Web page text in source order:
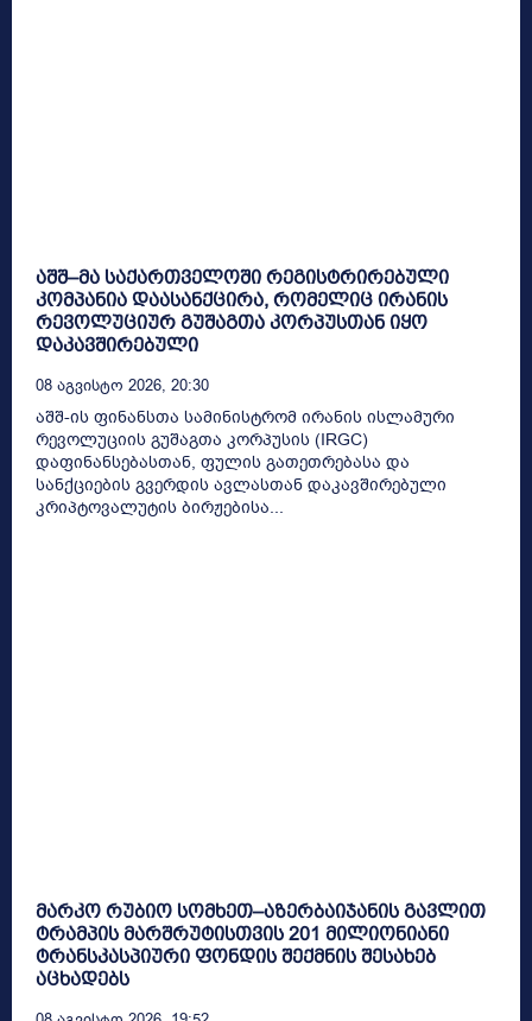
აშშ–მა საქართველოში რეგისტრირებული
კომპანია დაასანქცირა, რომელიც ირანის
რევოლუციურ გუშაგთა კორპუსთან იყო
დაკავშირებული
08 Აგვისტო 2026, 20:30
აშშ-ის ფინანსთა სამინისტრომ ირანის ისლამური
რევოლუციის გუშაგთა კორპუსის (IRGC)
დაფინანსებასთან, ფულის გათეთრებასა და
სანქციების გვერდის ავლასთან დაკავშირებული
კრიპტოვალუტის ბირჟებისა...
მარკო რუბიო სომხეთ–აზერბაიჯანის გავლით
ტრამპის მარშრუტისთვის 201 მილიონიანი
ტრანსკასპიური ფონდის შექმნის შესახებ
აცხადებს